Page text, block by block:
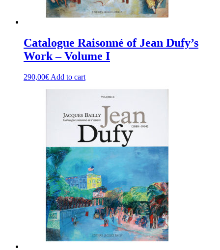
Catalogue Raisonné of Jean Dufy’s
Work – Volume I
290,00€ Add to cart